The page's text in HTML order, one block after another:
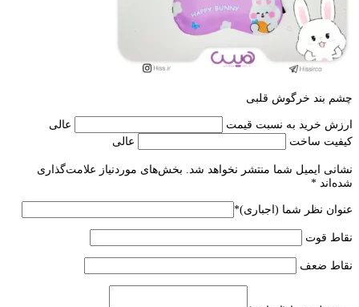
چشم بند خرگوش قلبی
ارزش خرید به نسبت قیمت
عالی
کیفیت ساخت
عالی
نشانی ایمیل شما منتشر نخواهد شد.
بخش‌های موردنیاز علامت‌گذاری
شده‌اند *
عنوان نظر شما (اجباری)*
نقاط قوت
نقاط ضعف